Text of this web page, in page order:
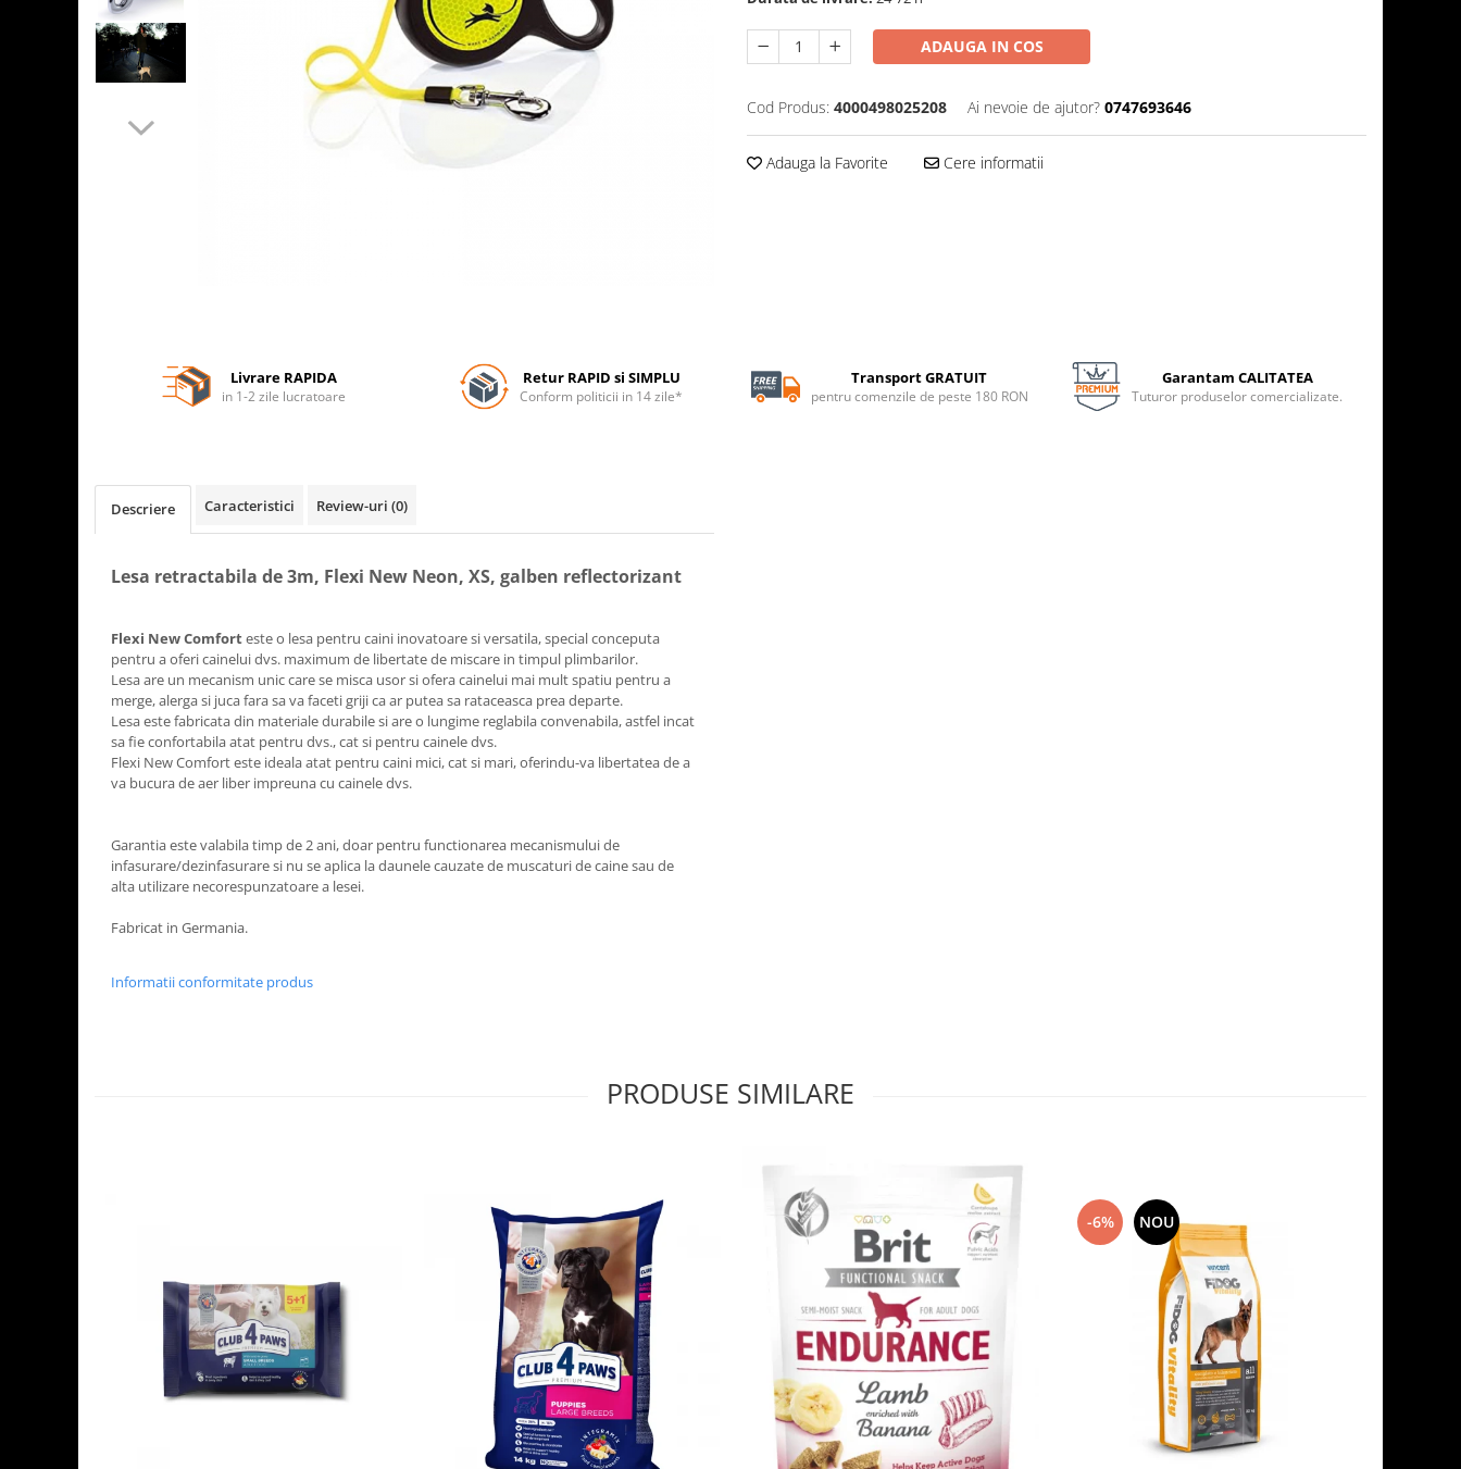
ADAUGA IN COS
Cod Produs: 4000498025208 Ai nevoie de ajutor? 0747693646
Adauga la Favorite Cere informatii
Livrare RAPIDA
in 1-2 zile lucratoare
Retur RAPID si SIMPLU
Conform politicii in 14 zile*
Transport GRATUIT
pentru comenzile de peste 180 RON
Garantam CALITATEA
Tuturor produselor comercializate.
Descriere Caracteristici Review-uri (0)
Lesa retractabila de 3m, Flexi New Neon, XS, galben reflectorizant
Flexi New Comforteste o lesa pentru caini inovatoare si versatila, special conceputa
pentru a oferi cainelui dvs. maximum de libertate de miscare in timpul plimbarilor.
Lesa are un mecanism unic care se misca usor si ofera cainelui mai mult spatiu pentru a
merge, alerga si juca fara sa va faceti griji ca ar putea sa rataceasca prea departe.
Lesa este fabricata din materiale durabile si are o lungime reglabila convenabila, astfel incat
sa fie confortabila atat pentru dvs., cat si pentru cainele dvs.
Flexi New Comfort este ideala atat pentru caini mici, cat si mari, oferindu-va libertatea de a
va bucura de aer liber impreuna cu cainele dvs.
Garantia este valabila timp de 2 ani, doar pentru functionarea mecanismului de
infasurare/dezinfasurare si nu se aplica la daunele cauzate de muscaturi de caine sau de
alta utilizare necorespunzatoare a lesei.
Fabricat in Germania.
Informatii conformitate produs
PRODUSE SIMILARE
-6% NOU